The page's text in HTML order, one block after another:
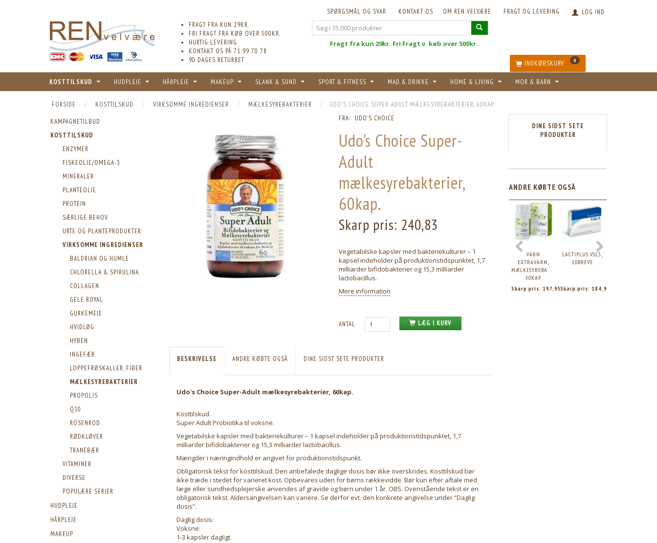
LOG IND
FRAGT OG LEVERING
OM REN VELVÆRE
KONTAKT OS
SPØRGSMÅL OG SVAR
FRAGT FRA KUN 29KR.
FRI FRAGT FRA KØB OVER 500KR.
HURTIG LEVERING
KONTAKT OS PÅ 71 99 70 78
90 DAGES RETURRET
Fragt fra kun 29kr. Fri Fragt v. køb over 500kr.
INDKØBSKURV 0
KOSTTILSKUD HUDPLEJE HÅRPLEJE MAKEUP SLANK & SUND SPORT & FITNESS MAD & DRIKKE HOME & LIVING MOR & BARN
FORSIDE KOSTTILSKUD VIRKSOMME INGREDIENSER MÆLKESYREBAKTERIER UDO'S CHOICE SUPER-ADULT MÆLKESYREBAKTERIER, 60KAP.
KAMPAGNETILBUD
KOSTTILSKUD
ENZYMER
FISKEOLIE/OMEGA-3
MINERALER
PLANTEOLIE
PROTEIN
SÆRLIGE BEHOV
URTE OG PLANTEPRODUKTER
VIRKSOMME INGREDIENSER
BALDRIAN OG HUMLE
CHLORELLA & SPIRULINA
COLLAGEN
GELE ROYAL
GURKEMEJE
HVIDLØG
HYBEN
INGEFÆR
LOPPEFRØSKALLER, FIBER
MÆLKESYREBAKTERIER
PROPOLIS
Q10
ROSENROD
RØDKLØVER
TRANEBÆR
VITAMINER
DIVERSE
POPULÆRE SERIER
HUDPLEJE
HÅRPLEJE
MAKEUP
FRA: UDO'S CHOICE
Udo's Choice Super-
Adult
mælkesyrebakterier,
60kap.
Skarp pris: 240,83
Vegetabilske kapsler med bakteriekulturer – 1
kapsel indeholder på produktionstidspunktet, 1,7
milliarder bifidobakterier og 15,3 milliarder
lactobacillus.
Mere information
ANTAL LÆG I KURV
BESKRIVELSE ANDRE KØBTE OGSÅ DINE SIDST SETE PRODUKTER
Udo's Choice Super-Adult mælkesyrebakterier, 60kap.
Kosttilskud.
Super Adult Probiotika til voksne.
Vegetabilske kapsler med bakteriekulturer – 1 kapsel indeholder på produktionstidspunktet, 1,7
milliarder bifidobakterier og 15,3 milliarder lactobacillus.
Mængder i næringindhold er angivet for produktionstidspunkt.
Obligatorisk tekst for kosttilskud: Den anbefalede daglige dosis bør ikke overskrides. Kosttilskud bør
ikke træde i stedet for varieret kost. Opbevares uden for børns rækkevidde. Bør kun efter aftale med
læge eller sundhedsplejerske anvendes af gravide og børn under 1 år. OBS. Ovenstående tekst er en
obligatorisk tekst. Aldersangivelsen kan variere. Se derfor evt. den konkrete angivelse under ”Daglig
dosis”.
Daglig dosis:
Voksne:
1-3 kapsler dagligt.
DINE SIDST SETE
PRODUKTER
ANDRE KØBTE OGSÅ
VÄRN
EXTRAVÄRN,
MÆLKESYREBAKTERIER,
30KAP
Skarp pris:197,95
LACTIPLUS VSL3,
10BREVE
Skarp pris:184,95